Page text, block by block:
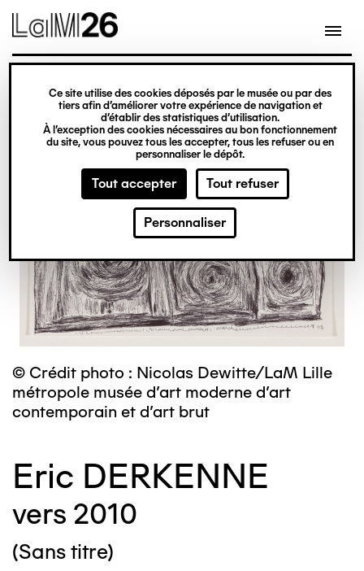
Gestion des cookies
Ce site utilise des cookies déposés par le musée ou par des
tiers afin d’améliorer votre expérience de navigation et
d’établir des statistiques d’utilisation.
À l’exception des cookies nécessaires au bon fonctionnement
du site, vous pouvez tous les accepter, tous les refuser ou en
personnaliser le dépôt.
Tout accepter Tout refuser
Personnaliser
contenu
© Crédit photo : Nicolas Dewitte/LaM Lille
métropole musée d’art moderne d’art
contemporain et d’art brut
Eric DERKENNE
vers 2010
(Sans titre)